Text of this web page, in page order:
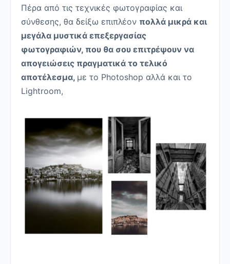
Πέρα από τις τεχνικές φωτογραφίας και
σύνθεσης, θα δείξω επιπλέον πολλά μικρά και
μεγάλα μυστικά επεξεργασίας
φωτογραφιών, που θα σου επιτρέψουν να
απογειώσεις πραγματικά το τελικό
αποτέλεσμα, με το Photoshop αλλά και το
Lightroom,